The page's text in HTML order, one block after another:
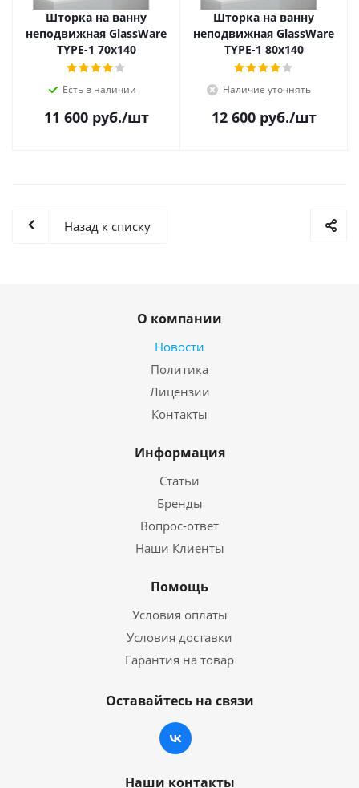
Шторка на ванну
неподвижная GlassWare
TYPE-1 70х140
Есть в наличии
11 600руб./шт
Шторка на ванну
неподвижная GlassWare
TYPE-1 80х140
Наличие уточнять
12 600руб./шт
Назад к списку
О компании
Новости
Политика
Лицензии
Контакты
Информация
Статьи
Бренды
Вопрос-ответ
Наши Клиенты
Помощь
Условия оплаты
Условия доставки
Гарантия на товар
Оставайтесь на связи
Наши контакты